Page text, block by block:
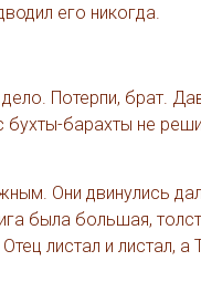
его никогда.
Потерпи, брат.
барахты не
Они двинулись
была большая,
листал и листал,